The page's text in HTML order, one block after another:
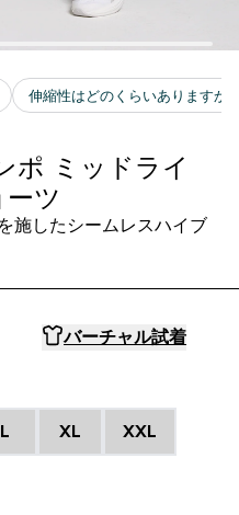
ポ ミッドライ
ツ
施したシームレスハイブ
バーチャル試着
L XL XXL